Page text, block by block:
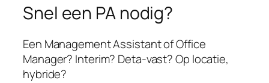
Snel een PA nodig?
Een Management Assistant of Office
Manager? Interim? Deta-vast? Op locatie,
hybride?